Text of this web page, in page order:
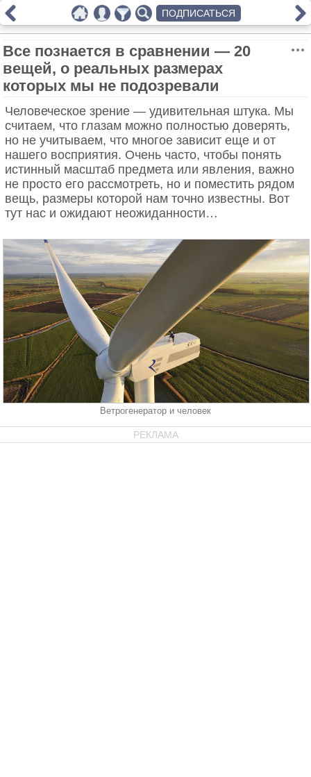
Все познается в сравнении — 20
вещей, о реальных размерах
которых мы не подозревали
Человеческое зрение — удивительная штука. Мы
считаем, что глазам можно полностью доверять,
но не учитываем, что многое зависит еще и от
нашего восприятия. Очень часто, чтобы понять
истинный масштаб предмета или явления, важно
не просто его рассмотреть, но и поместить рядом
вещь, размеры которой нам точно известны. Вот
тут нас и ожидают неожиданности…
Ветрогенератор и человек
РЕКЛАМА
ПОДПИСАТЬСЯ